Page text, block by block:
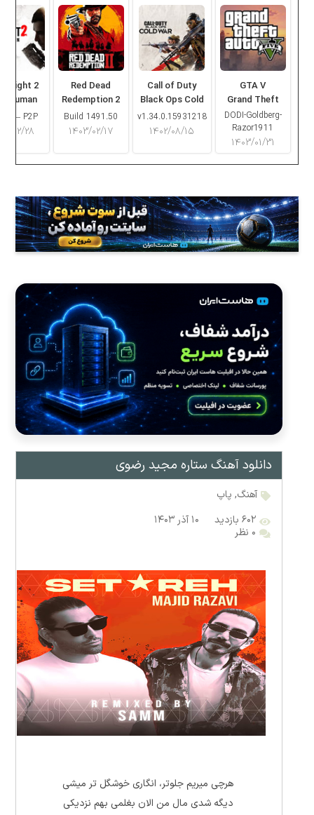
GTA V
Grand Theft
Auto V
DODI-Goldberg-
Razor1911
۱۴۰۳/۰۱/۳۱
Call of Duty
Black Ops Cold
War
v1.34.0.15931218
۱۴۰۲/۰۸/۱۵
Red Dead
Redemption 2
Build 1491.50
۱۴۰۳/۰۲/۱۷
Light 2
Human
– P2P
۱۴۰۳/
دانلود آهنگ ستاره مجید رضوی
آهنگ, پاپ
۶۰۲ بازدید
۱۰ آذر ۱۴۰۳
۰ نظر
هرچی میریم جلوتر، انگاری خوشگل تر میشی
دیگه شدی مال من الان بغلمی بهم نزدیکی